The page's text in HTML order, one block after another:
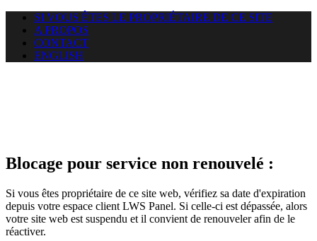
SI VOUS ÊTES LE PROPRIÉTAIRE DE CE SITE
A PROPOS
CONTACT
ENGLISH
Blocage pour service non renouvelé :
Si vous êtes propriétaire de ce site web, vérifiez sa date d'expiration
depuis votre espace client LWS Panel. Si celle-ci est dépassée, alors
votre site web est suspendu et il convient de renouveler afin de le
réactiver.